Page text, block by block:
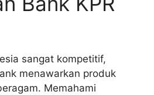
sangat kompetitif,
menawarkan produk
Memahami